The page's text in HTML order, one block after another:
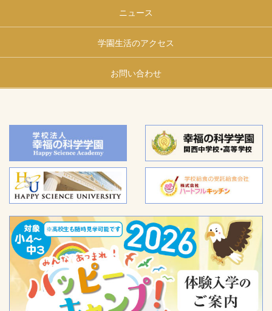
ニュース
学園生活のアクセス
お問い合わせ